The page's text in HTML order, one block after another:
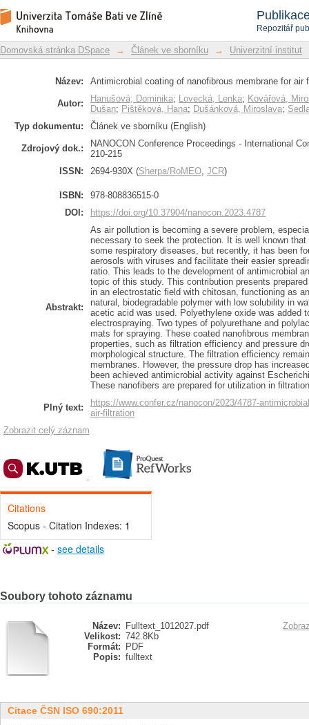
Repozitář
Antimicrobial coating of nanofibrous
Repozitář DSpace/Manakin
Domovská stránka DSpace → Článek ve sborníku → Univerzitní institut
Název: Antimicrobial coating of nanofibrous membrane for air
Autor: Hanušová, Dominika; Lovecká, Lenka; Kovářová,
Dušan; Pištěková, Hana; Dušánková, Miroslava;
Typ dokumentu:
Článek ve sborníku (English)
Zdrojový dok.:
NANOCON Conference Proceedings - International
210-215
ISSN:
2694-930X (Sherpa/RoMEO, JCR)
ISBN:
978-808836515-0
DOI:
https://doi.org/10.37904/nanocon.2023.4787
Abstrakt:
As air pollution is becoming a severe problem,
necessary to seek the protection. It is well known
some respiratory diseases, but recently, it has been
aerosols with viruses and facilitate their easier
ratio. This leads to the development of antimicrobial
topic of this study. This contribution presents
in an electrostatic field with chitosan, functioning as
natural, biodegradable polymer with low solubility in
acetic acid was used. Polyethylene oxide was added
electrospraying. Two types of polyurethane and
mats for spraying. These coated nanofibrous
properties, such as filtration efficiency and pressure
morphological structure. The filtration efficiency
membranes. However, the pressure drop has
been achieved antimicrobial activity against
These nanofibers are prepared for utilization in
Plný text:
https://www.confer.cz/nanocon/2023/4787-
air-filtration
Zobrazit celý záznam
Citations
Scopus - Citation Indexes: 1
- see details
Soubory tohoto záznamu
Název:
Fulltext_1012027.pdf
Velikost: 742.8Kb
Formát:
PDF
Popis: fulltext
Citace ČSN ISO 690:2011